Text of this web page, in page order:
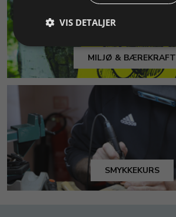
MILJØ & BÆREKRAFT
SMYKKEKURS
VIS DETALJER